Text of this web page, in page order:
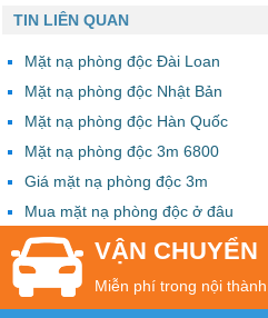
TIN LIÊN QUAN
Mặt nạ phòng độc Đài Loan
Mặt nạ phòng độc Nhật Bản
Mặt nạ phòng độc Hàn Quốc
Mặt nạ phòng độc 3m 6800
Giá mặt nạ phòng độc 3m
Mua mặt nạ phòng độc ở đâu
VẬN CHUYỂN
Miễn phí trong nội thành